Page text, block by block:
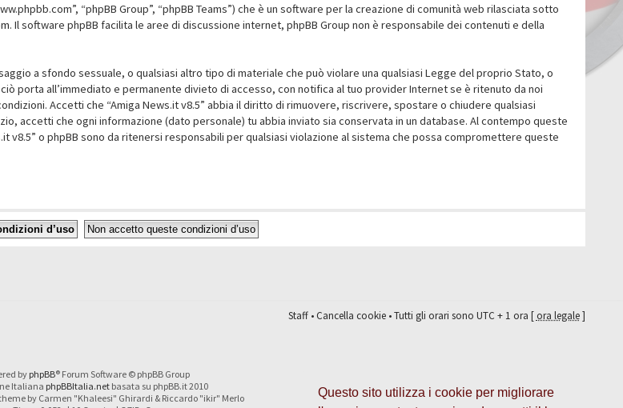
Questo sito utilizza i cookie per migliorare
“phpBB Group”, “phpBB Teams”) che è un software per la creazione di comunità web rilasciata sotto
. Il software phpBB facilita le aree di discussione internet, phpBB Group non è responsabile dei contenuti e della
a sfondo sessuale, o qualsiasi altro tipo di materiale che può violare una qualsiasi Legge del proprio Stato, o
porta all’immediato e permanente divieto di accesso, con notifica al tuo provider Internet se è ritenuto da noi
Accetti che “Amiga News.it v8.5” abbia il diritto di rimuovere, riscrivere, spostare o chiudere qualsiasi
accetti che ogni informazione (dato personale) tu abbia inviato sia conservata in un database. Al contempo queste
v8.5” o phpBB sono da ritenersi responsabili per qualsiasi violazione al sistema che possa compromettere queste
Staff•Cancella cookie• Tutti gli orari sono UTC + 1 ora [ora legale]
byphpBB® Forum Software © phpBB Group
Italiana phpBBItalia.netbasata su phpBB.it 2010
by Carmen "Khaleesi" Ghirardi & Riccardo "ikir" Merlo